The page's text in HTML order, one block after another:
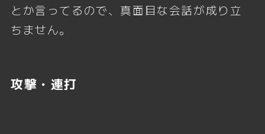
とか言ってるので、真面目な会話が成り立
ちません。
攻撃・連打